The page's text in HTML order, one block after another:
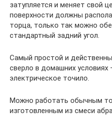
затупляется и меняет свой
поверхности должны
торца, только так можно
стандартный задний угол.
Самый простой и
сверло в домашних условиях
электрическое точило.
Можно работать обычным
изготовленным из смеси